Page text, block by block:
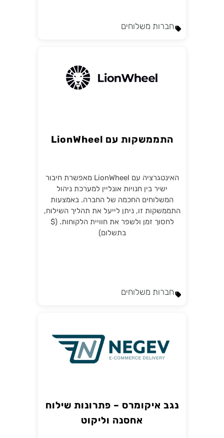
חברות משלוחים
התממשקות עם LionWheel
האינטגרציה עם LionWheel מאפשרת חיבור
ישיר בין חנויות אונליין למערכת ניהול
המשלוחים החכמה של החברה. באמצעות
התממשקות זו, ניתן לייעל את תהליך השילוח,
לחסוך זמן ולשפר את חוויית הלקוחות. ($
בתשלום)
חברות משלוחים
נגב איקומרס – פתרונות שילוח
אחסנה וליקוט